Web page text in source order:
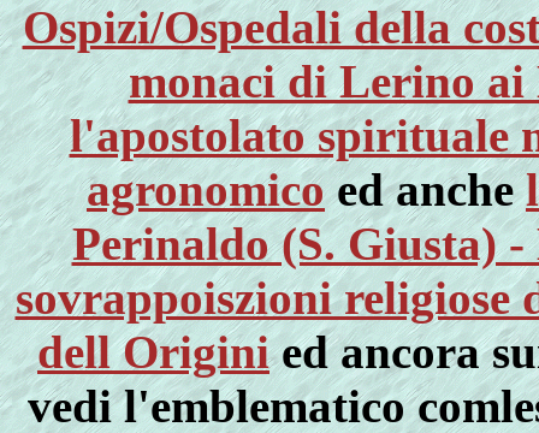
Ospizi/Ospedali della
monaci di Lerino
l'apostolato spirituale
agronomicoed anche
Perinaldo (S. Giusta)
sovrappoiszioni religiose
dell Originied ancora
vedi l'emblematico